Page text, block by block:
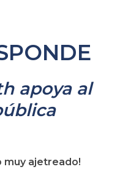
apoya al
muy ajetreado!